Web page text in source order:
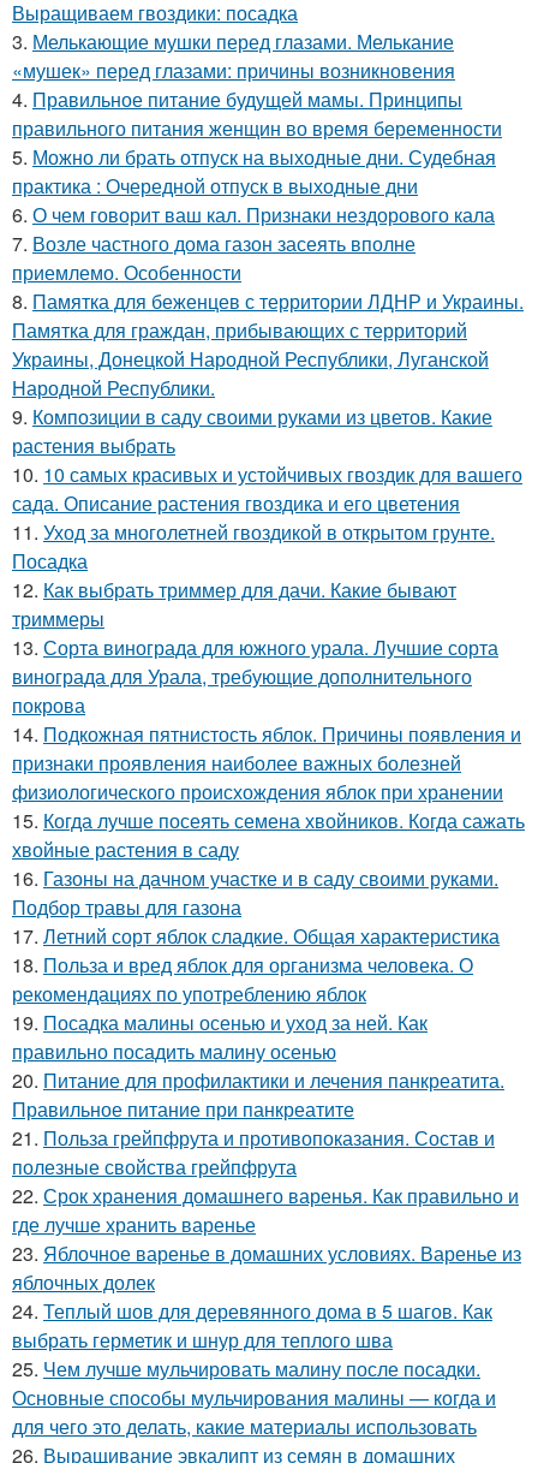
Выращиваем гвоздики: посадка
3. Мелькающие мушки перед глазами. Мелькание
«мушек» перед глазами: причины возникновения
4. Правильное питание будущей мамы. Принципы
правильного питания женщин во время беременности
5. Можно ли брать отпуск на выходные дни. Судебная
практика : Очередной отпуск в выходные дни
6. О чем говорит ваш кал. Признаки нездорового кала
7. Возле частного дома газон засеять вполне
приемлемо. Особенности
8. Памятка для беженцев с территории ЛДНР и Украины.
Памятка для граждан, прибывающих с территорий
Украины, Донецкой Народной Республики, Луганской
Народной Республики.
9. Композиции в саду своими руками из цветов. Какие
растения выбрать
10. 10 самых красивых и устойчивых гвоздик для вашего
сада. Описание растения гвоздика и его цветения
11. Уход за многолетней гвоздикой в открытом грунте.
Посадка
12. Как выбрать триммер для дачи. Какие бывают
триммеры
13. Сорта винограда для южного урала. Лучшие сорта
винограда для Урала, требующие дополнительного
покрова
14. Подкожная пятнистость яблок. Причины появления и
признаки проявления наиболее важных болезней
физиологического происхождения яблок при хранении
15. Когда лучше посеять семена хвойников. Когда сажать
хвойные растения в саду
16. Газоны на дачном участке и в саду своими руками.
Подбор травы для газона
17. Летний сорт яблок сладкие. Общая характеристика
18. Польза и вред яблок для организма человека. О
рекомендациях по употреблению яблок
19. Посадка малины осенью и уход за ней. Как
правильно посадить малину осенью
20. Питание для профилактики и лечения панкреатита.
Правильное питание при панкреатите
21. Польза грейпфрута и противопоказания. Состав и
полезные свойства грейпфрута
22. Срок хранения домашнего варенья. Как правильно и
где лучше хранить варенье
23. Яблочное варенье в домашних условиях. Варенье из
яблочных долек
24. Теплый шов для деревянного дома в 5 шагов. Как
выбрать герметик и шнур для теплого шва
25. Чем лучше мульчировать малину после посадки.
Основные способы мульчирования малины — когда и
для чего это делать, какие материалы использовать
26. Выращивание эвкалипт из семян в домашних